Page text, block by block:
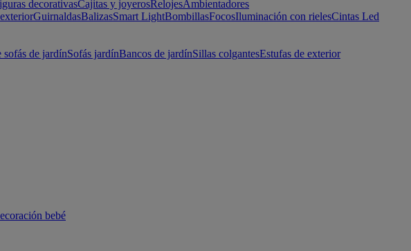
decorativasCajitas y joyerosRelojesAmbientadores
GuirnaldasBalizasSmart LightBombillasFocosIluminación con rielesCintas Led
sofás de jardínSofás jardínBancos de jardínSillas colgantesEstufas de exterior
bebé